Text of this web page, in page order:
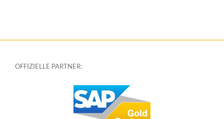
OFFIZIELLE PARTNER: